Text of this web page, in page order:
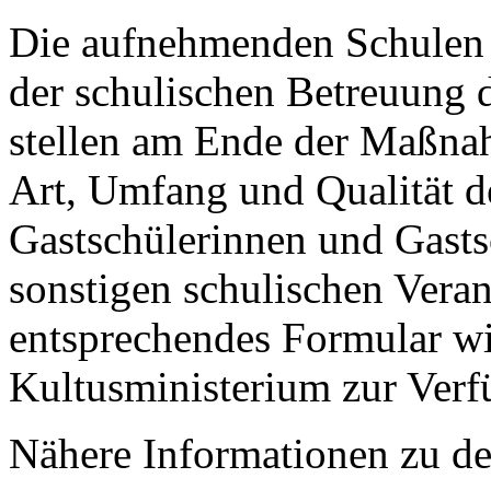
Die aufnehmenden
der schulischen Betreuung
stellen am Ende der
Art, Umfang und Qualität
Gastschülerinnen und
sonstigen schulischen
entsprechendes Formular
Kultusministerium zur
Nähere Informationen zu